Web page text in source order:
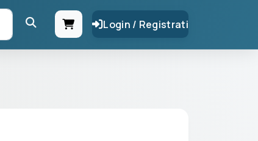
Login / Registrati